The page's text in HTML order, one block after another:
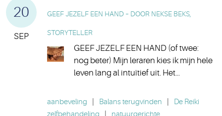
20
SEP
GEEF JEZELF EEN HAND – DOOR NEKSE BEKS,
STORYTELLER
GEEF JEZELF EEN HAND (of twee:
nog beter) Mijn leraren kies ik mijn hele
leven lang al intuïtief uit. Het...
aanbeveling Balans terugvinden
De Reiki